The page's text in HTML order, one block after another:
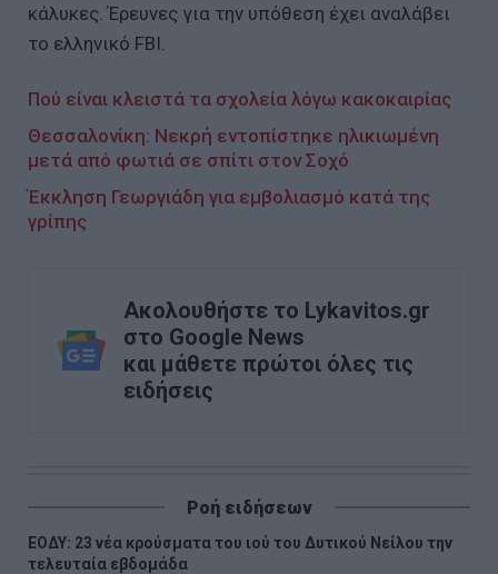
κάλυκες. Έρευνες για την υπόθεση έχει αναλάβει
το ελληνικό FBI.
Πού είναι κλειστά τα σχολεία λόγω κακοκαιρίας
Θεσσαλονίκη: Νεκρή εντοπίστηκε ηλικιωμένη
μετά από φωτιά σε σπίτι στον Σοχό
Έκκληση Γεωργιάδη για εμβολιασμό κατά της
γρίπης
Ακολουθήστε το Lykavitos.gr
στο Google News
και μάθετε πρώτοι όλες τις
ειδήσεις
Ροή ειδήσεων
ΕΟΔΥ: 23 νέα κρούσματα του ιού του Δυτικού Νείλου την
τελευταία εβδομάδα